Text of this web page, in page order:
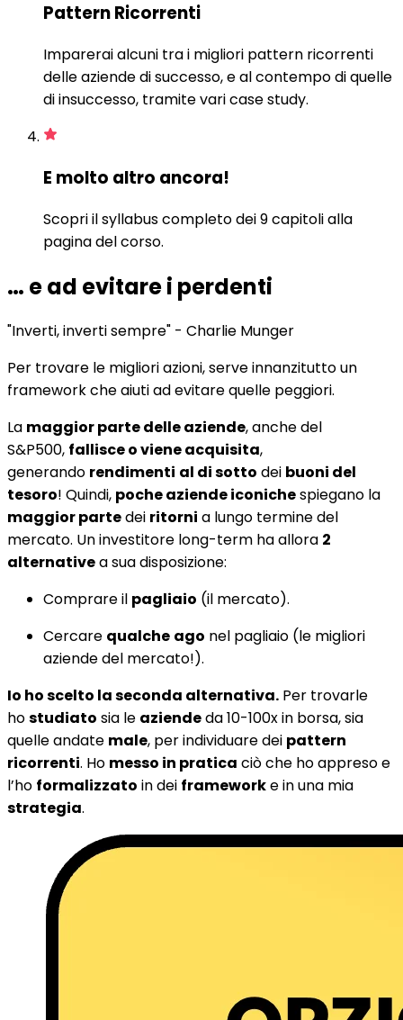
Pattern Ricorrenti
Imparerai alcuni tra i migliori pattern ricorrenti
delle aziende di successo, e al contempo di quelle
di insuccesso, tramite vari case study.
E molto altro ancora!
Scopri il syllabus completo dei 9 capitoli alla
pagina del corso.
… e ad evitare i perdenti
"Inverti, inverti sempre" - Charlie Munger
Per trovare le migliori azioni, serve innanzitutto un
framework che aiuti ad evitare quelle peggiori.
La maggior parte delle aziende, anche del
S&P500, fallisce o viene acquisita,
generando rendimenti al di sotto dei buoni del
tesoro! Quindi, poche aziende iconichespiegano la
maggior partedei ritorni a lungo termine del
mercato. Un investitore long-term ha allora 2
alternativea sua disposizione:
Comprare il pagliaio (il mercato).
Cercare qualche ago nel pagliaio (le migliori
aziende del mercato!).
Io ho scelto la seconda alternativa. Per trovarle
hostudiato sia le aziendeda 10-100x in borsa, sia
quelle andate male, per individuare dei pattern
ricorrenti. Ho messo in pratica ciò che ho appreso e
l’ho formalizzato in dei frameworke in una mia
strategia.